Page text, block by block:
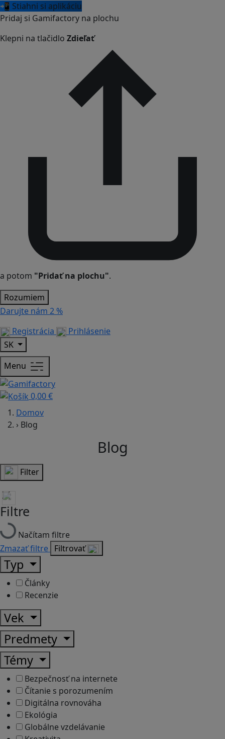
📲 Stiahni si aplikáciu
Pridaj si Gamifactory na plochu
Klepni na tlačidlo Zdieľať
a potom "Pridať na plochu".
Rozumiem
Darujte nám 2 %
Registrácia
Prihlásenie
SK
Menu
0,00 €
Domov
› Blog
Blog
Filter
Filtre
Načítam filtre
Zmazať filtre Filtrovať
Typ
Články
Recenzie
Vek
Predmety
Témy
Bezpečnosť na internete
Čítanie s porozumením
Digitálna rovnováha
Ekológia
Globálne vzdelávanie